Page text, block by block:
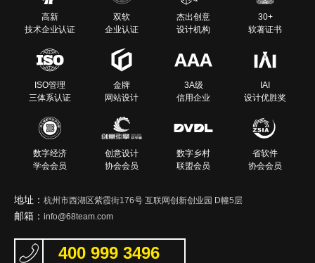
高新
技术企业认证
双软
企业认证
杰出创意
设计机构
30+
软著证书
ISO管理
三体系认证
金牌
网站设计
3A级
信用企业
IAI
设计优胜奖
数字经济
学会会员
创意设计
协会会员
数字乡村
联盟会员
省软件
协会会员
地址： 杭州市西湖区紫霞街176号 互联网创新创业园 D幢5层
邮箱： info@68team.com
400 999 3496